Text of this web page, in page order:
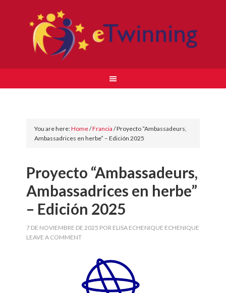
You are here:Home/Francia /Proyecto “Ambassadeurs,
Ambassadrices en herbe” – Edición 2025
Proyecto “Ambassadeurs,
Ambassadrices en herbe”
– Edición 2025
7 DE NOVIEMBRE DE 2025 POR ELISA ECHENIQUE ECHENIQUE
LEAVE A COMMENT